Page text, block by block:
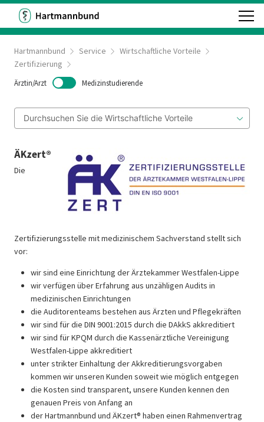
Hartmannbund Service
Wirtschaftliche Vorteile
Zertifizierung
Ärztin/Arzt Medizinstudierende
ÄKzert®
Die
Zertifizierungsstelle mit medizinischem Sachverstand stellt sich
vor:
wir sind eine Einrichtung der Ärztekammer Westfalen-Lippe
wir verfügen über Erfahrung aus unzähligen Audits in
medizinischen Einrichtungen
die Auditorenteams bestehen aus Ärzten und Pflegekräften
wir sind für die DIN 9001:2015 durch die DAkkS akkreditiert
wir sind für KPQM durch die Kassenärztliche Vereinigung
Westfalen-Lippe akkreditiert
unter strikter Einhaltung der Akkreditierungsvorgaben
kommen wir unseren Kunden soweit wie möglich entgegen
die Kosten sind transparent, unsere Kunden kennen den
genauen Preis von Anfang an
der Hartmannbund und ÄKzert® haben einen Rahmenvertrag